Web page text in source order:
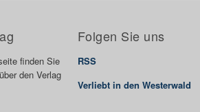
finden Sie
den Verlag
Folgen Sie uns
RSS
Verliebt in den Westerwald